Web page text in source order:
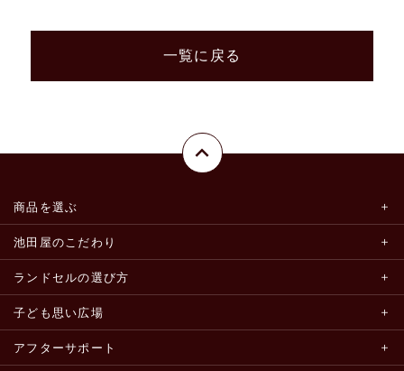
一覧に戻る
商品を選ぶ
池田屋のこだわり
ランドセルの選び方
子ども思い広場
アフターサポート